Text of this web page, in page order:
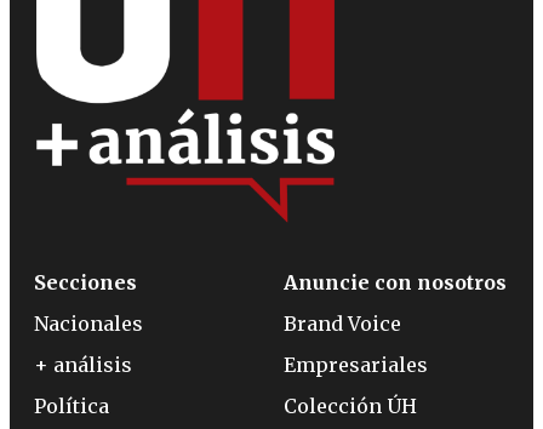
Secciones
Nacionales
+ análisis
Política
Anuncie con nosotros
Brand Voice
Empresariales
Colección ÚH